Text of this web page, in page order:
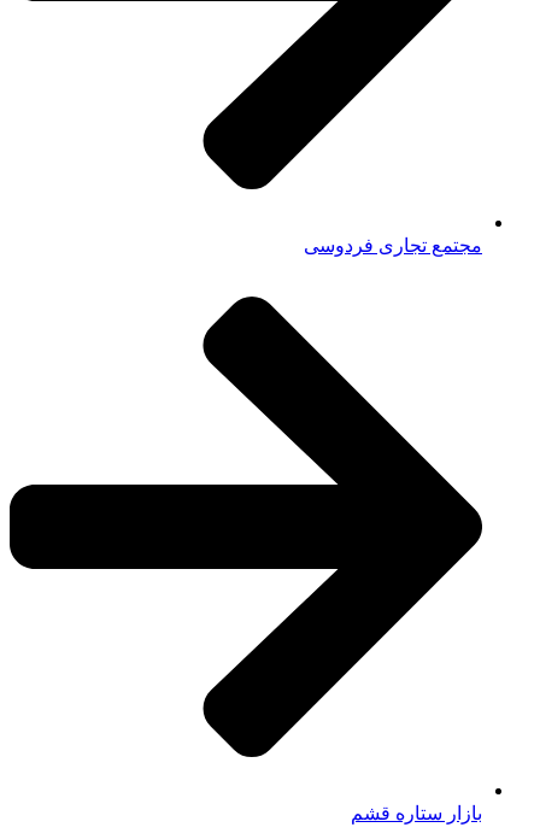
مجتمع تجاری فردوسی
بازار ستاره قشم